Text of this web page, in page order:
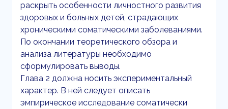
раскрыть особенности личностного развития
здоровых и больных детей, страдающих
хроническими соматическими заболеваниями.
По окончании теоретического обзора и
анализа литературы необходимо
сформулировать выводы.
Глава 2 должна носить экспериментальный
характер. В ней следует описать
эмпирическое исследование соматически